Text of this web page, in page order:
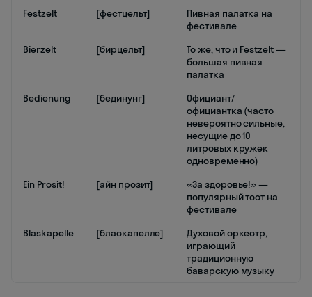
Festzelt
[фестцельт]
Пивная палатка на
фестивале
Bierzelt
[бирцельт]
То же, что и Festzelt —
большая пивная
палатка
Bedienung
[бединунг]
Официант/
официантка (часто
невероятно сильные,
несущие до 10
литровых кружек
одновременно)
Ein Prosit!
[айн прозит]
«За здоровье!» —
популярный тост на
фестивале
Blaskapelle
[бласкапелле]
Духовой оркестр,
играющий
традиционную
баварскую музыку